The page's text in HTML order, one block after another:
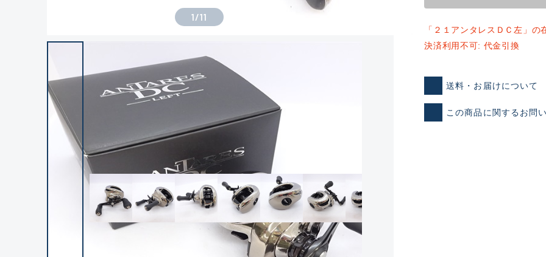
ランクとは？
良
1/11
「２１アンタレスＤＣ左」の
決済利用不可: 代金引換
送料・お届けについて
この商品に関するお問